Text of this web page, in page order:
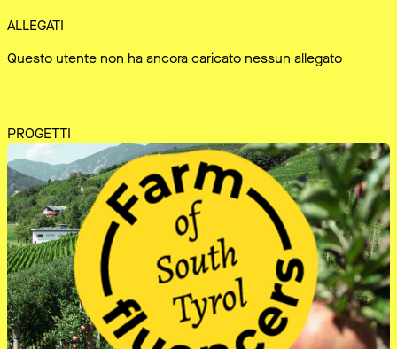
ALLEGATI
Questo utente non ha ancora caricato nessun allegato
PROGETTI